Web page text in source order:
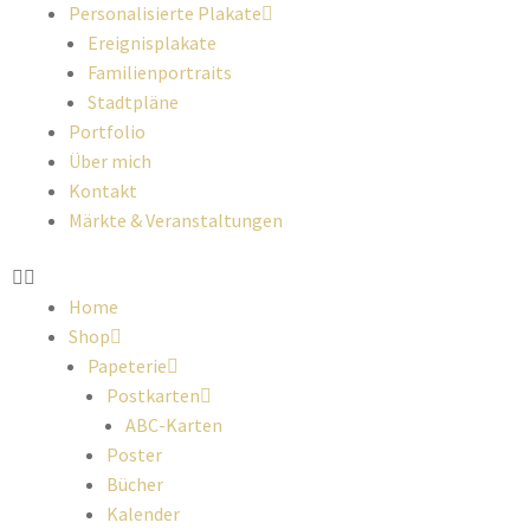
Personalisierte Plakate
Ereignisplakate
Familienportraits
Stadtpläne
Portfolio
Über mich
Kontakt
Märkte & Veranstaltungen
Home
Shop
Papeterie
Postkarten
ABC-Karten
Poster
Bücher
Kalender